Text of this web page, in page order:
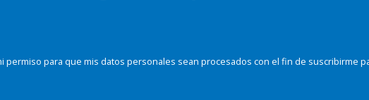
permiso para que mis datos personales sean procesados con el fin de suscribirme